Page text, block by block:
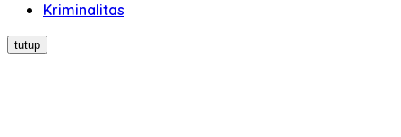
Kriminalitas
tutup